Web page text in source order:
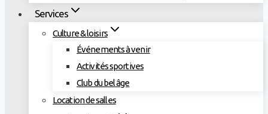
Services
Culture & loisirs
Événements à venir
Activités sportives
Club du bel âge
Location de salles